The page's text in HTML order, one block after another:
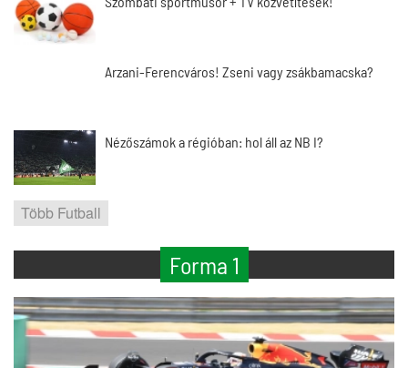
Arzani-Ferencváros! Zseni vagy zsákbamacska?
Nézőszámok a régióban: hol áll az NB I?
Több Futball
Forma 1